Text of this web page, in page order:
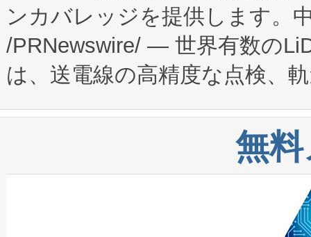
Fully-Connected Continuous
プログラムには、施設設計・
に関する技術移転および知的
構造化トレーニングカリキュ
上げおよび商用化段階におけ
設備整備および立ち上げ調整
加組織は、Enzeneのバイオ
選定された製品について、自
ーエネルギー貯蔵システム（
た。 Voltaiq独自のAI搭載プラ
定、統合、導入、運用に至る
安全性を追跡し、確保する事
増加しているデータセンター
る電力網に大きな負担をかけ
事業者の負担軽減という課題
系統連系を迅速にし、ピーク
ンカバレッジを提供します。
/PRNewswire/ — 世界有数の
は、送電線の高精度な点検、
や穀物倉庫におけるバルク材
リューション「Avia 2」を発
したAvia 2は、1,000メート
狭視野のFOVを切り替えるこ
ケーブル、枝などの細かな対
無